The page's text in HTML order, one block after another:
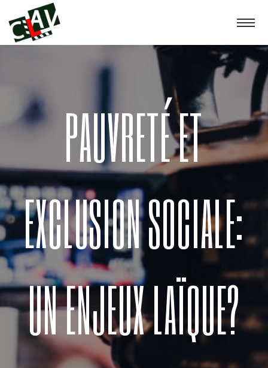
PAUVRETÉ ET
EXCLUSION SOCIALE:
UN ENJEUX LAÏQUE?